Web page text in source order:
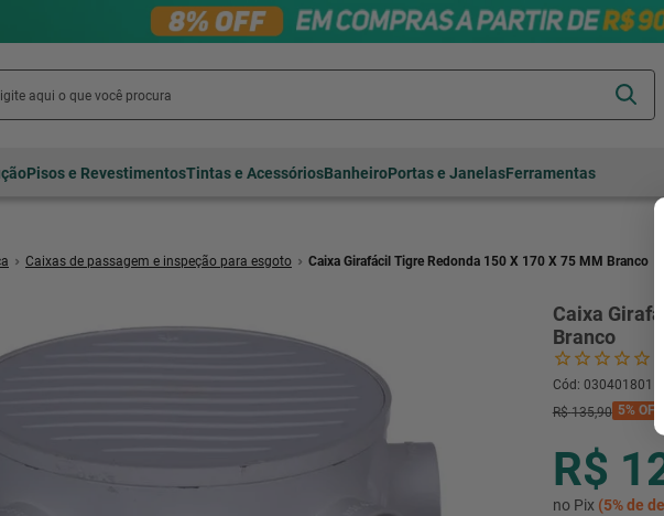
Pisos e RevestimentosTintas e AcessóriosBanheiroPortas e JanelasFerramentas
Caixas de passagem e inspeção para esgoto Caixa Girafácil Tigre Redonda 150 X 170 X 75 MM Branco
Caixa
Branco
Cód: 030401801
R$ 135,90 5%OFF
R$
no Pix (5%de
2 º porcelanato
revestimento
porta
vaso sanitário
cadeira
mesa